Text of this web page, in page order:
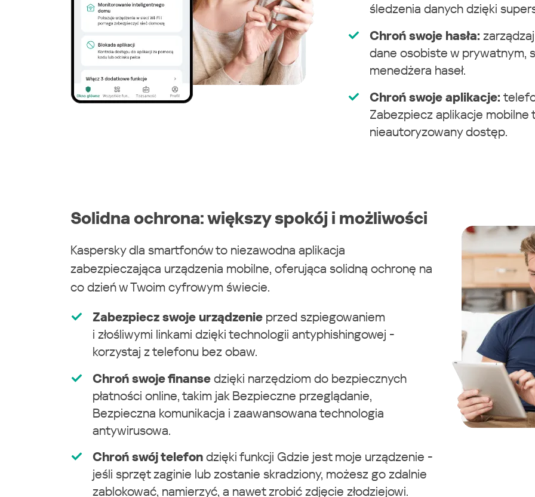
śledzenia danych dzięki
Chroń swoje hasła:
dane osobiste w prywatnym,
menedżera haseł.
Chroń swoje aplikacje:
Zabezpiecz aplikacje mobilne
nieautoryzowany dostęp.
Solidna ochrona: większy spokój i możliwości
Kaspersky dla smartfonów to niezawodna aplikacja
zabezpieczająca urządzenia mobilne, oferująca solidną ochronę na
co dzień w Twoim cyfrowym świecie.
Zabezpiecz swoje urządzenie przed szpiegowaniem
i złośliwymi linkami dzięki technologii antyphishingowej -
korzystaj z telefonu bez obaw.
Chroń swoje finanse dzięki narzędziom do bezpiecznych
płatności online, takim jak Bezpieczne przeglądanie,
Bezpieczna komunikacja i zaawansowana technologia
antywirusowa.
Chroń swój telefon dzięki funkcji Gdzie jest moje urządzenie -
jeśli sprzęt zaginie lub zostanie skradziony, możesz go zdalnie
zablokować, namierzyć, a nawet zrobić zdjęcie złodziejowi.